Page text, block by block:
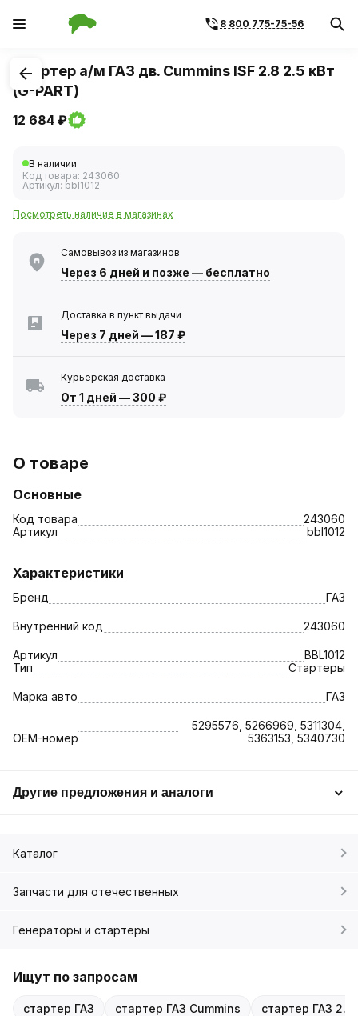
8 800 775-75-56
1/1
Стартер а/м ГАЗ дв. Cummins ISF 2.8 2.5 кВт
(G-PART)
12 684 ₽
В наличии
Код товара: 243060
Артикул: bbl1012
Посмотреть наличие в магазинах
Самовывоз из магазинов
Через 6 дней и позже — бесплатно
Доставка в пункт выдачи
Через 7 дней —187 ₽
Курьерская доставка
От 1 дней —300 ₽
О товаре
Основные
Код товара
243060
Артикул
bbl1012
Характеристики
Бренд ГАЗ
Внутренний код 243060
Артикул
BBL1012
Тип
Стартеры
Марка авто ГАЗ
OEM-номер
5295576, 5266969, 5311304,
5363153, 5340730
Другие предложения и аналоги
Каталог
Запчасти для отечественных
Генераторы и стартеры
Ищут по запросам
стартер ГАЗ стартер ГАЗ Cummins стартер ГАЗ 2.8